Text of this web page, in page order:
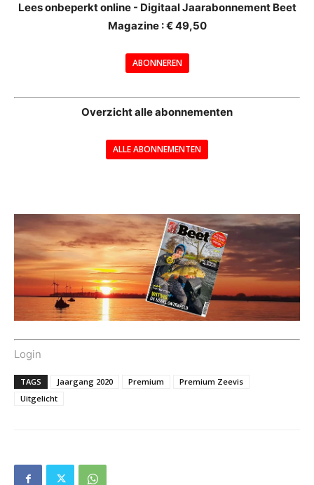
Lees onbeperkt online - Digitaal Jaarabonnement Beet
Magazine : € 49,50
ABONNEREN
Overzicht alle abonnementen
ALLE ABONNEMENTEN
Login
TAGS Jaargang 2020 Premium
Premium Zeevis
Uitgelicht